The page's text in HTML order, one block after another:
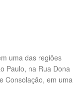
uma das regiões
Paulo, na Rua Dona
Consolação, em uma